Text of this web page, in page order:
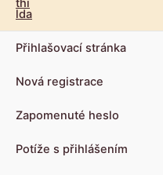
Přihlašovací stránka
Nová registrace
Zapomenuté heslo
Potíže s přihlášením